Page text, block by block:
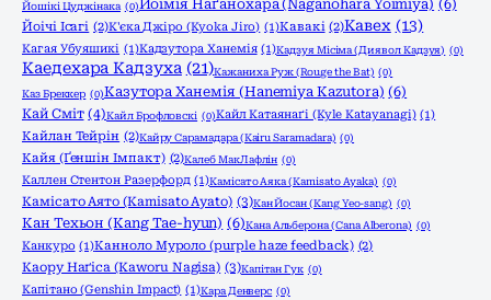
Йошікі Цуджінака (0)Йоімія Наґанохара (Naganohara Yoimiya) (6)
Йоічі Ісагі (2)К'єка Джіро (Kyoka Jiro) (1)Кавакі (2)Кавех (13)
Кагая Убуяшикі (1)Кадзутора Ханемія (1)Кадзуя Місіма (Диявол Кадзуя) (0)
Каедехара Кадзуха (21)Кажаниха Руж (Rouge the Bat) (0)
Каз Бреккер (0)Казутора Ханемія (Hanemiya Kazutora) (6)
Кай Сміт (4)Кайл Брофловскі (0)Кайл Катаянаґі (Kyle Katayanagi) (1)
Кайлан Тейрін (2)Кайру Сарамадара (Kairu Saramadara) (0)
Кайя (Ґеншін Імпакт) (2)Калеб МакЛафлін (0)
Каллен Стентон Разерфорд (1)Камісато Аяка (Kamisato Ayaka) (0)
Камісато Аято (Kamisato Ayato) (3)Кан Йосан (Kang Yeo-sang) (0)
Кан Техьон (Kang Tae-hyun) (6)Кана Альберона (Cana Alberona) (0)
Канкуро (1)Канноло Муроло (purple haze feedback) (2)
Каору Наґіса (Kaworu Nagisa) (3)Капітан Гук (0)
Капітано (Genshin Impact) (1)Кара Денверс (0)